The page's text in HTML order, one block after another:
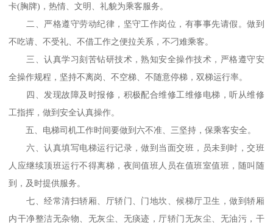
卡(胸牌)，热情、文明、礼貌为乘客服务。
二、严格遵守劳动纪律，坚守工作岗位，有事事先请假。做到
不吃请、不受礼、不借工作之便拉关系，不刁难乘客。
三、认真学习刻苦钻研技术，熟知安全操作技术，严格遵守安
全操作规程，坚持不离岗、不空梯、不随意停梯，双梯运行率。
四、发现故障及时报修，积极配合维修工维修电梯，听从维修
工指挥，做到安全认真操作。
五、电梯司机工作时间要做到六不准、三坚持，保乘客安全。
六、认真填写电梯运行记录，做到当面交班，员未到时，交班
人应继续顶班运行不得离梯，夜间值班人员在值班室值班，随叫随
到，及时提供服务。
七、经常清扫轿厢、厅轿门、门地坎、候梯厅卫生，做到轿厢
内干净整洁无杂物、无灰尘、无痰迹，厅轿门无灰尘、无油污，干